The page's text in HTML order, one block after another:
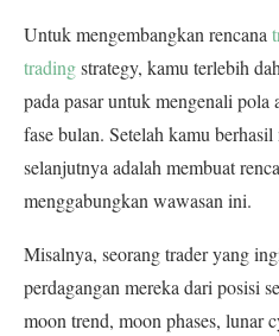
Untuk mengembangkan rencana
tradingstrategy, kamu terlebih
pada pasar untuk mengenali pola
fase bulan. Setelah kamu
selanjutnya adalah membuat
menggabungkan wawasan ini.
Misalnya, seorang trader yang
perdagangan mereka dari posisi
moon trend, moon phases, lunar